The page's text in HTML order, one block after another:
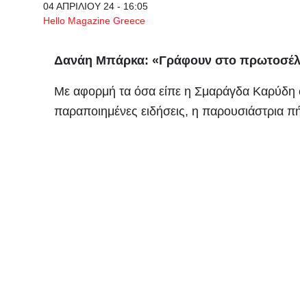
04 ΑΠΡΙΛΙΟΥ 24 - 16:05
Hello Magazine Greece
Δανάη Μπάρκα: «Γράφουν στο
Με αφορμή τα όσα είπε η Σμαράγδα Καρύδη
παραποιημένες ειδήσεις, η παρουσιάστρια